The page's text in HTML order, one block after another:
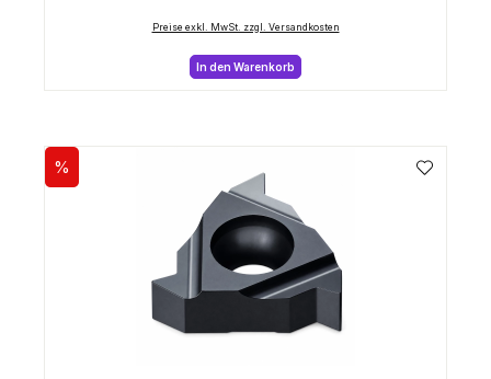
Preise exkl. MwSt. zzgl. Versandkosten
In den Warenkorb
Rabatt
%